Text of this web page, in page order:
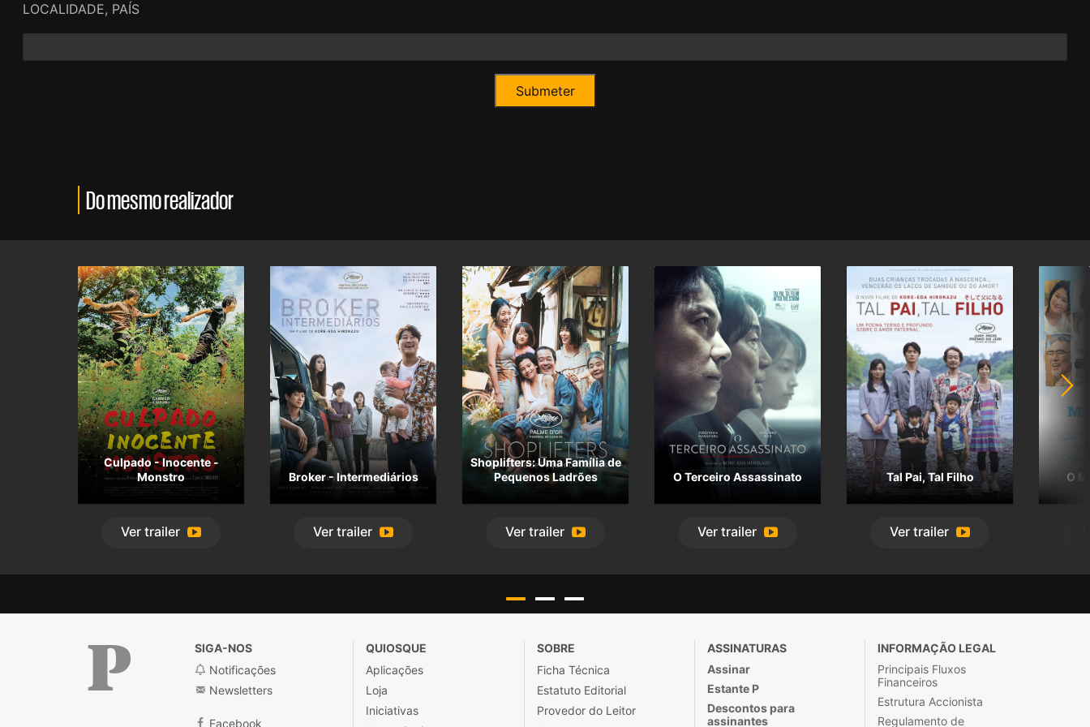
LOCALIDADE, PAÍS
Do mesmo realizador
Culpado - Inocente -
Monstro
Ver trailer
Broker - Intermediários
Ver trailer
Shoplifters: Uma Família de
Pequenos Ladrões
Ver trailer
O Terceiro Assassinato
Ver trailer
Tal Pai, Tal Filho
Ver trailer
O
SIGA-NOS
Notificações
Newsletters
Facebook
QUIOSQUE
Aplicações
Loja
Iniciativas
SOBRE
Ficha Técnica
Estatuto Editorial
Provedor do Leitor
ASSINATURAS
Assinar
Estante P
Descontos para
assinantes
INFORMAÇÃO LEGAL
Principais Fluxos
Financeiros
Estrutura Accionista
Regulamento de